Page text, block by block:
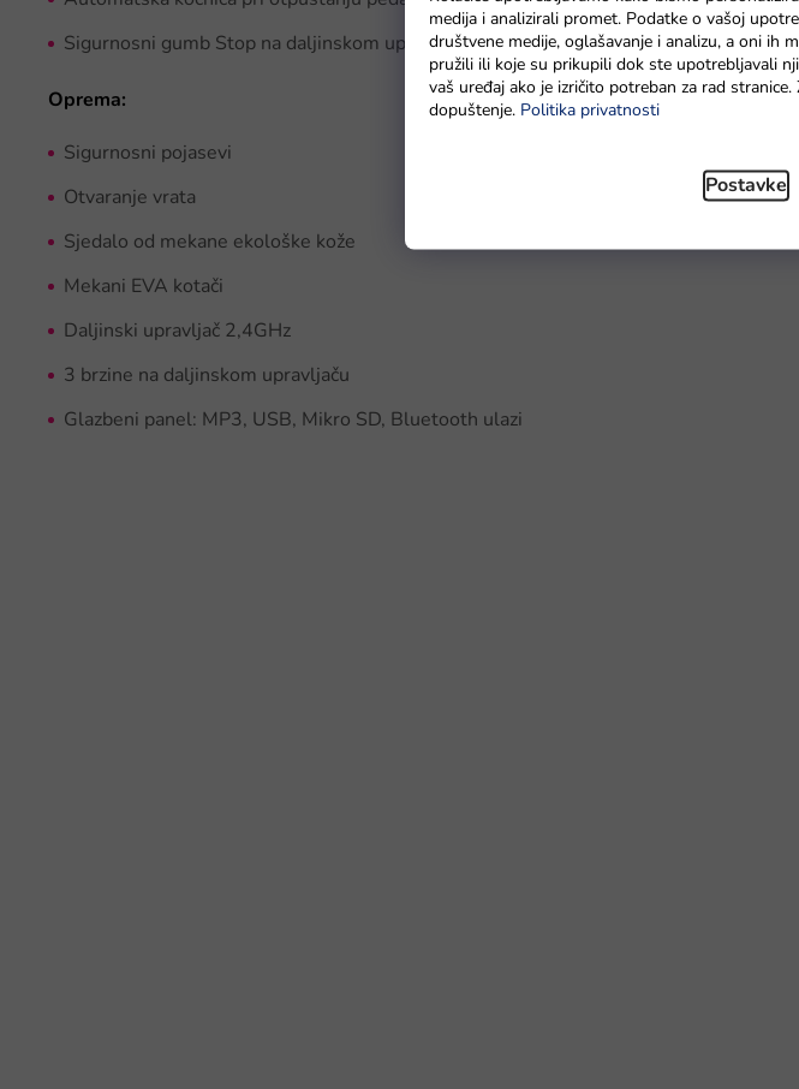
medija i analizirali promet. Podatke o vašoj
društvene medije, oglašavanje i analizu, a oni ih
pružili ili koje su prikupili dok ste upotrebljavali
vaš uređaj ako je izričito potreban za rad
dopuštenje. Politika privatnosti
Postavke
Sigurnosni gumb Stop na daljinskom upravljaču
Oprema:
Sigurnosni pojasevi
Otvaranje vrata
Sjedalo od mekane ekološke kože
Mekani EVA kotači
Daljinski upravljač 2,4GHz
3 brzine na daljinskom upravljaču
Glazbeni panel: MP3, USB, Mikro SD, Bluetooth ulazi